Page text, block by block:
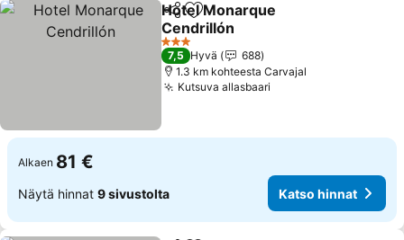
Jaa Lisää suosikkeihin
Hotel Monarque
Cendrillón
Katso hinnat
3 Tähtiluokitus
7,5 Hyvä
688
1.3 km kohteesta Carvajal
Kutsuva allasbaari
Alkaen 81 €
Näytä hinnat 9 sivustolta Katso hinnat